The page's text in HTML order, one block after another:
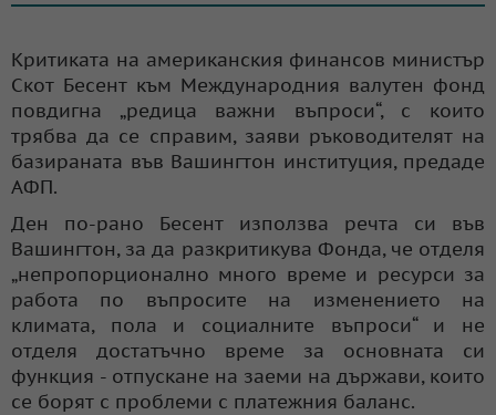
Критиката на американския финансов министър
Скот Бесент към Международния валутен фонд
повдигна „редица важни въпроси“, с които
трябва да се справим, заяви ръководителят на
базираната във Вашингтон институция, предаде
АФП.
Ден по-рано Бесент използва речта си във
Вашингтон, за да разкритикува Фонда, че отделя
„непропорционално много време и ресурси за
работа по въпросите на изменението на
климата, пола и социалните въпроси“ и не
отделя достатъчно време за основната си
функция - отпускане на заеми на държави, които
се борят с проблеми с платежния баланс.